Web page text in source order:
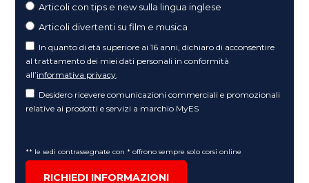
Articoli con tips e new sulla lingua inglese
Articoli divertenti su film e musica
In quanto di età superiore ai 16 anni, dichiaro di acconsentire
al trattamento dei miei dati personali in conformità
all’informativa privacy
Desidero ricevere comunicazioni commerciali e promozionali
relative ai prodotti e servizi a marchio MyES
** le sedi contrassegnate con * offrono sempre solo corsi online
RICHIEDI INFORMAZIONI